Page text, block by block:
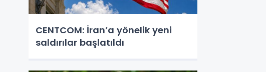
CENTCOM: İran’a yönelik yeni
saldırılar başlatıldı